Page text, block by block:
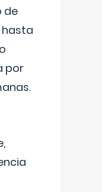
de
hasta
por